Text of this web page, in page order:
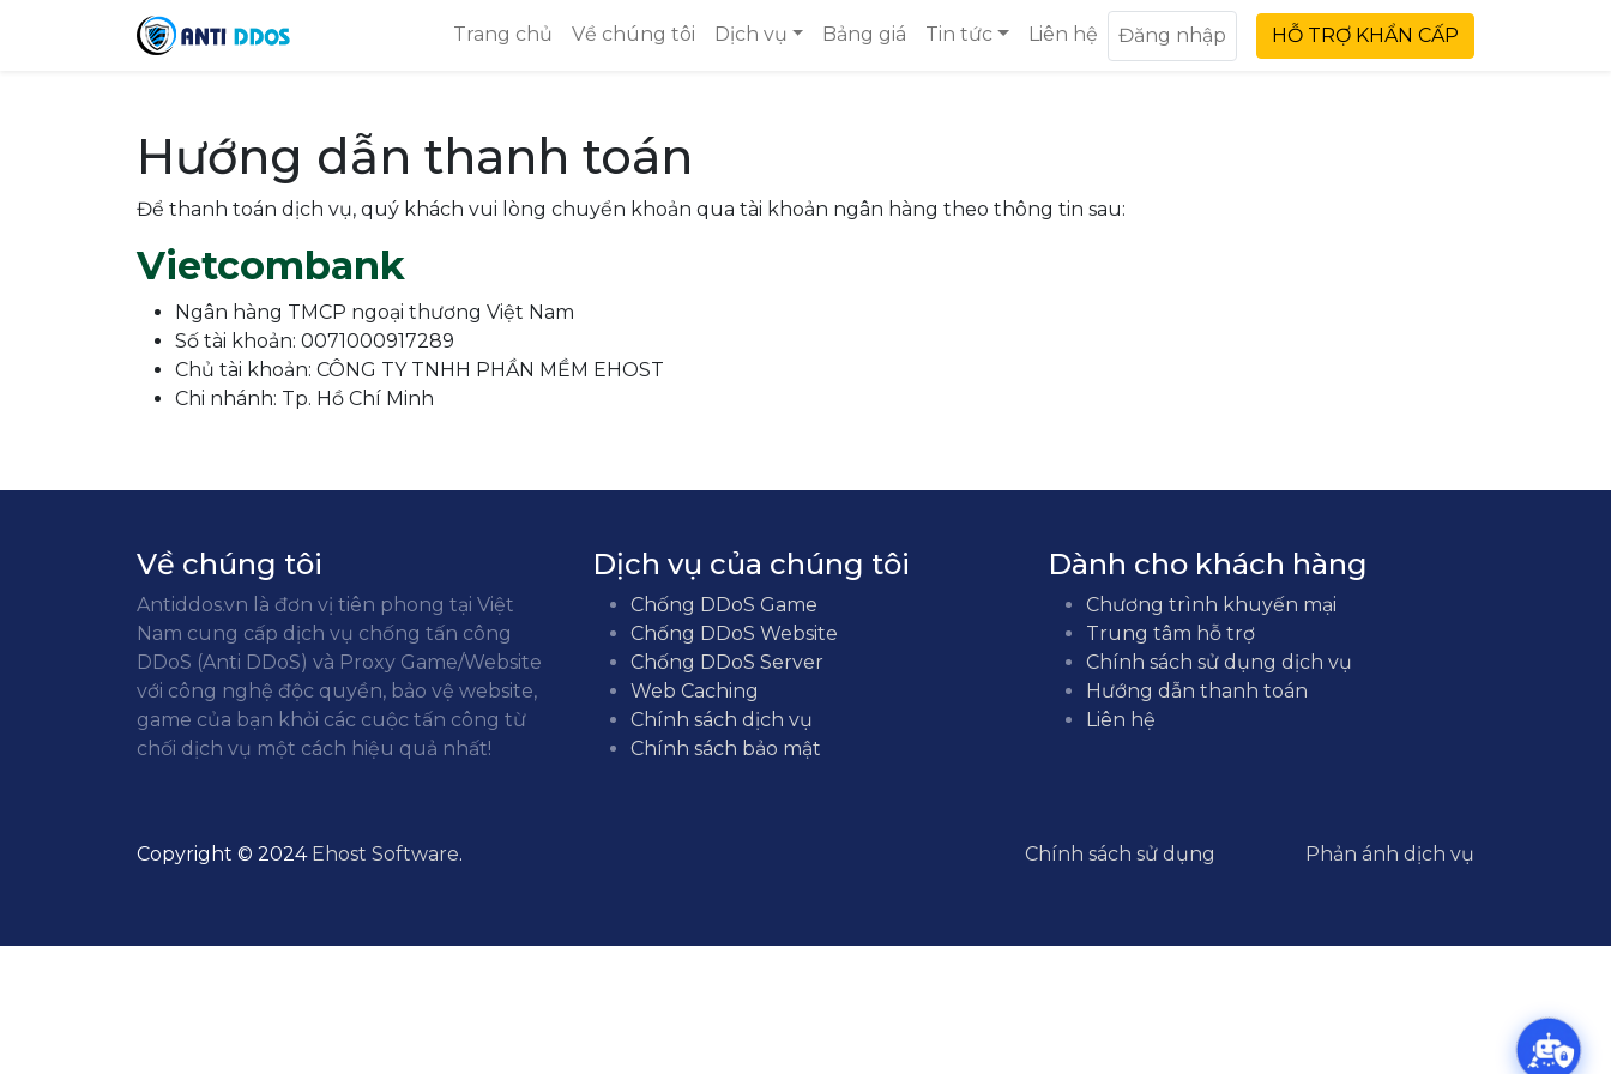
Trang chủ Về chúng tôi Dịch vụ Bảng giá Tin tức Liên hệ Đăng nhập HỖ TRỢ KHẨN CẤP
Hướng dẫn thanh toán
Để thanh toán dịch vụ, quý khách vui lòng chuyển khoản qua tài khoản ngân hàng theo thông tin sau:
Vietcombank
Ngân hàng TMCP ngoại thương Việt Nam
Số tài khoản: 0071000917289
Chủ tài khoản: CÔNG TY TNHH PHẦN MỀM EHOST
Chi nhánh: Tp. Hồ Chí Minh
Về chúng tôi
Antiddos.vn là đơn vị tiên phong tại Việt
Nam cung cấp dịch vụ chống tấn công
DDoS (Anti DDoS) và Proxy Game/Website
với công nghệ độc quyền, bảo vệ website,
game của bạn khỏi các cuộc tấn công từ
chối dịch vụ một cách hiệu quả nhất!
Dịch vụ của chúng tôi
Chống DDoS Game
Chống DDoS Website
Chống DDoS Server
Web Caching
Chính sách dịch vụ
Chính sách bảo mật
Dành cho khách hàng
Chương trình khuyến mại
Trung tâm hỗ trợ
Chính sách sử dụng dịch vụ
Hướng dẫn thanh toán
Liên hệ
Copyright © 2024 Ehost Software. Chính sách sử dụng Phản ánh dịch vụ